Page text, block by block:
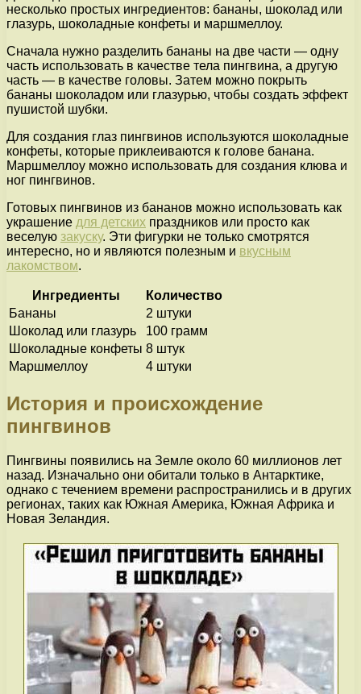
несколько простых ингредиентов: бананы, шоколад или
глазурь, шоколадные конфеты и маршмеллоу.
Сначала нужно разделить бананы на две части — одну
часть использовать в качестве тела пингвина, а другую
часть — в качестве головы. Затем можно покрыть
бананы шоколадом или глазурью, чтобы создать эффект
пушистой шубки.
Для создания глаз пингвинов используются шоколадные
конфеты, которые приклеиваются к голове банана.
Маршмеллоу можно использовать для создания клюва и
ног пингвинов.
Готовых пингвинов из бананов можно использовать как
украшение для детских праздников или просто как
веселую закуску. Эти фигурки не только смотрятся
интересно, но и являются полезным и вкусным
лакомством.
Ингредиенты
Количество
Бананы
2 штуки
Шоколад или глазурь
100 грамм
Шоколадные конфеты 8 штук
Маршмеллоу
4 штуки
История и происхождение
пингвинов
Пингвины появились на Земле около 60 миллионов лет
назад. Изначально они обитали только в Антарктике,
однако с течением времени распространились и в других
регионах, таких как Южная Америка, Южная Африка и
Новая Зеландия.